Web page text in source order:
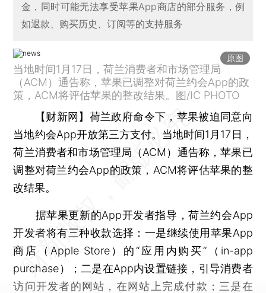
金，同时可能无法享受苹果App商店的部分服务，例
如退款、购买历史、订阅等的支持服务
原图
当地时间1月17日，荷兰消费者和市场管理局
（ACM）通告称，苹果已调整对荷兰约会App的政
策，ACM将评估苹果的整改结果。图/IC PHOTO
【财新网】 荷兰政府命令下，苹果被迫同意向
当地约会App开放第三方支付。当地时间1月17日，
荷兰消费者和市场管理局（ACM）通告称，苹果已
调整对荷兰约会App的政策，ACM将评估苹果的整
改结果。
据苹果更新的App开发者指导，荷兰约会App
开发者将有三种收款选择：一是继续使用苹果App
商店（Apple Store）的“应用内购买”（in-app
purchase）；二是在App内设置链接，引导消费者
访问开发者的网站，在网站上完成付款；三是在